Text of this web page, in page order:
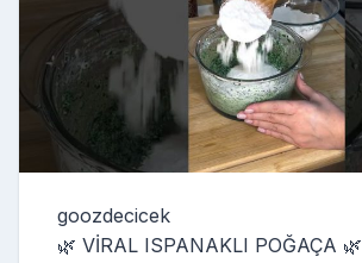
goozdecicek
🌿 VİRAL ISPANAKLI POĞAÇA 🌿